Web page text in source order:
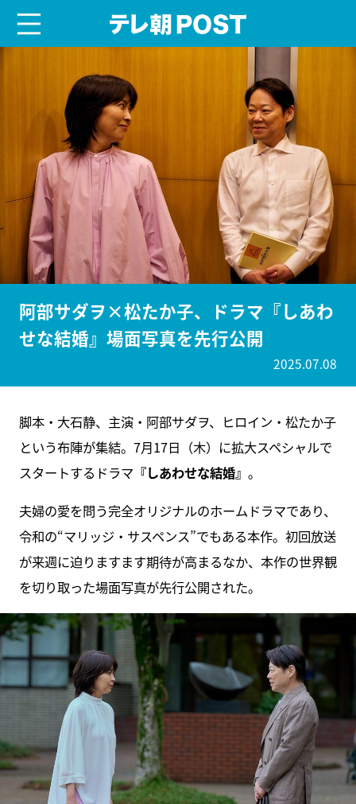
阿部サダヲ×松たか子、ドラマ『しあわ
せな結婚』場面写真を先行公開
2025.07.08
脚本・大石静、主演・阿部サダヲ、ヒロイン・松たか子
という布陣が集結。7月17日（木）に拡大スペシャルで
スタートするドラマ 『しあわせな結婚』 。
夫婦の愛を問う完全オリジナルのホームドラマであり、
令和の“マリッジ・サスペンス”でもある本作。初回放送
が来週に迫りますます期待が高まるなか、本作の世界観
を切り取った場面写真が先行公開された。